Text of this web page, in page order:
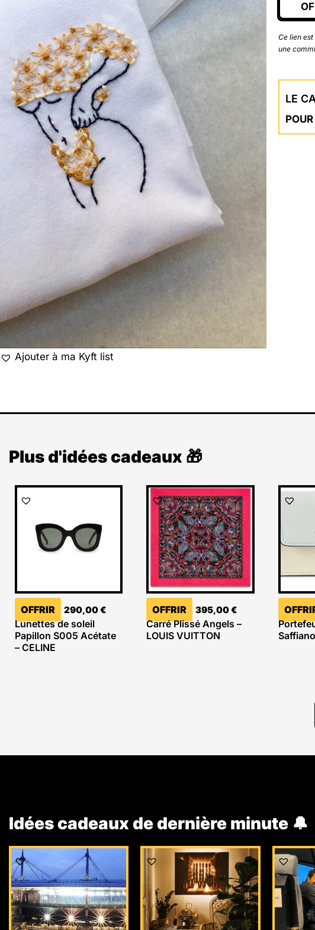
Ajouter à ma Kyft list
Ce lien
une
LE
Plus d'idées cadeaux 🎁
OFFRIR 290,00€
Lunettes de soleil
Papillon S005 Acétate
– CELINE
OFFRIR 395,00€
Carré Plissé Angels –
LOUIS VUITTON
Idées cadeaux de dernière minute 🔔